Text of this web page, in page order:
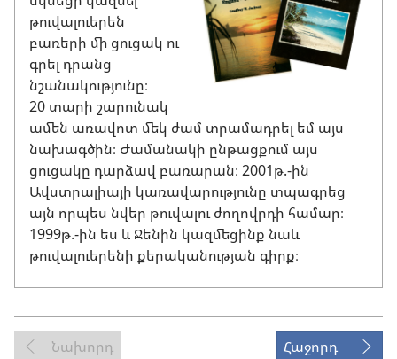
թուվալուերեն
բառերի մի ցուցակ ու
գրել դրանց
նշանակությունը։
20 տարի շարունակ
ամեն առավոտ մեկ ժամ տրամադրել եմ այս
նախագծին։ Ժամանակի ընթացքում այս
ցուցակը դարձավ բառարան։ 2001թ.-ին
Ավստրալիայի կառավարությունը տպագրեց
այն որպես նվեր թուվալու ժողովրդի համար։
1999թ.-ին ես և Ջենին կազմեցինք նաև
թուվալուերենի քերականության գիրք։
Նախորդ Հաջորդ